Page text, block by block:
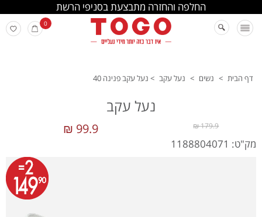
החלפה והחזרה מתבצעת בסניפי הרשת
0
דף הבית > נשים > נעל עקב > נעל עקב פנינה 40
נעל עקב
99.9 ₪ 179.9 ₪
מק"ט: 1188804071